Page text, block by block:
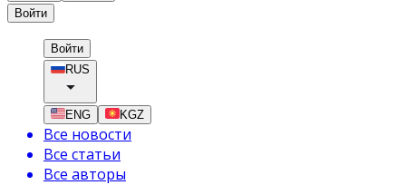
Войти
Войти
RUS
ENG KGZ
Все новости
Все статьи
Все авторы